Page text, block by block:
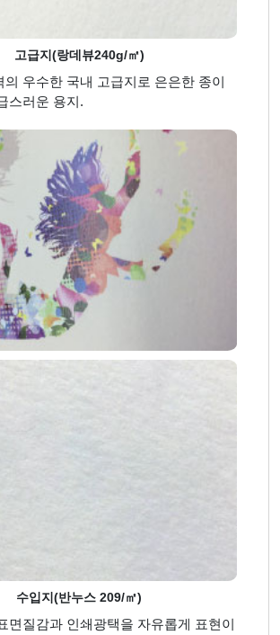
고급지(랑데뷰240g/㎡)
의 우수한 국내 고급지로 은은한 종이
스러운 용지.
수입지(반누스 209/㎡)
면질감과 인쇄광택을 자유롭게 표현이